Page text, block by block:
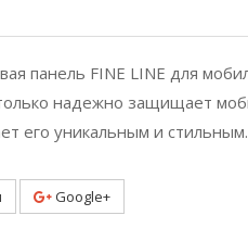
панель FINE LINE для
надежно защищает
его уникальным и стильным.
Google+